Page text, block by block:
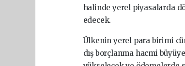
halinde yerel piyasalarda
edecek.
Ülkenin yerel para birimi
dış borçlanma hacmi